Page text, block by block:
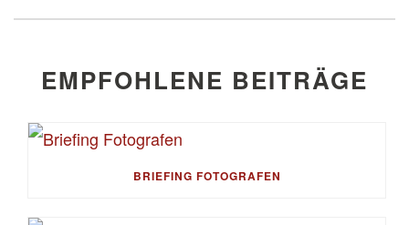
EMPFOHLENE BEITRÄGE
BRIEFING FOTOGRAFEN